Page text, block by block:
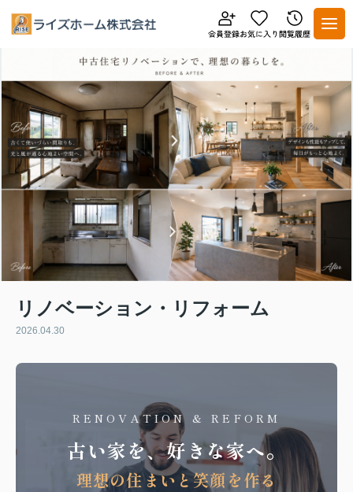
リノベーション・リフォーム
2026.04.30
RENOVATION & REFORM
古い家を、好きな家へ。
理想の住まいと笑顔を作る